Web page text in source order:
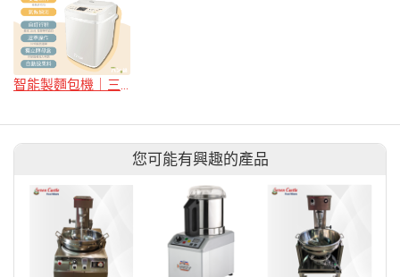
智能製麵包機｜三色
您可能有興趣的產品